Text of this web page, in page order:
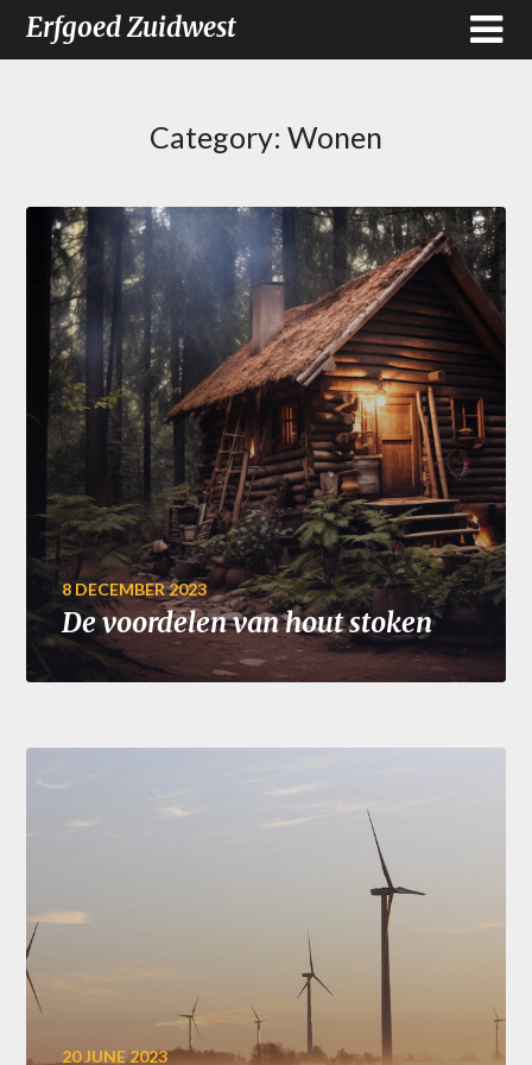
Erfgoed Zuidwest
Category: Wonen
8 DECEMBER 2023
De voordelen van hout stoken
20 JUNE 2023